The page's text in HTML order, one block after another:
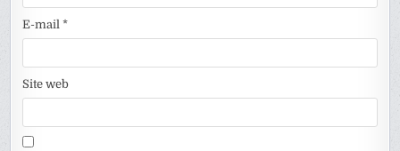
E-mail*
Site web